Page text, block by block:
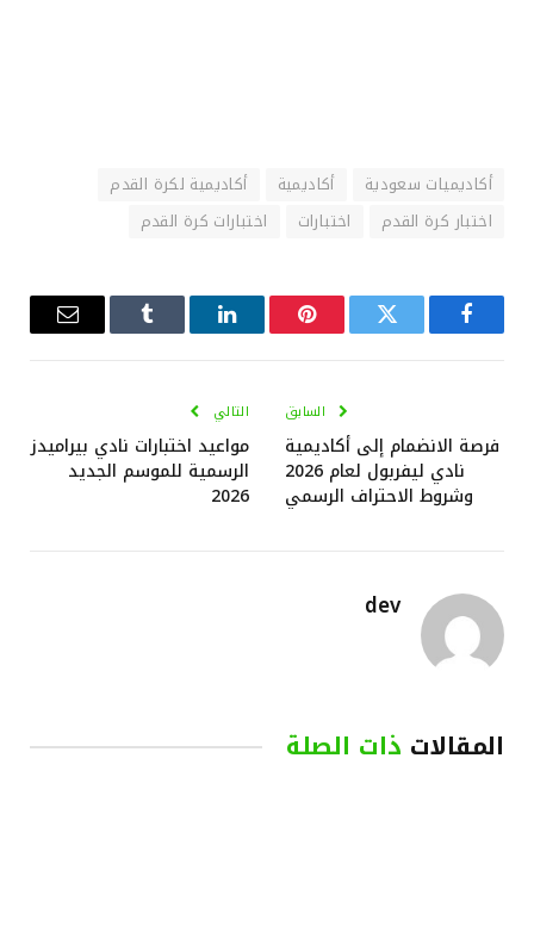
أكاديميات سعودية أكاديمية
أكاديمية لكرة القدم
اختبار كرة القدم
اختبارات اختبارات كرة القدم
فيسبوك تويتر بينتيريستلينكدإن Tumblr
البريد
السابق
فرصة الانضمام إلى أكاديمية
نادي ليفربول لعام 2026
وشروط الاحتراف الرسمي
التالي
مواعيد اختبارات نادي بيراميدز
الرسمية للموسم الجديد
2026
dev
المقالات ذات الصلة